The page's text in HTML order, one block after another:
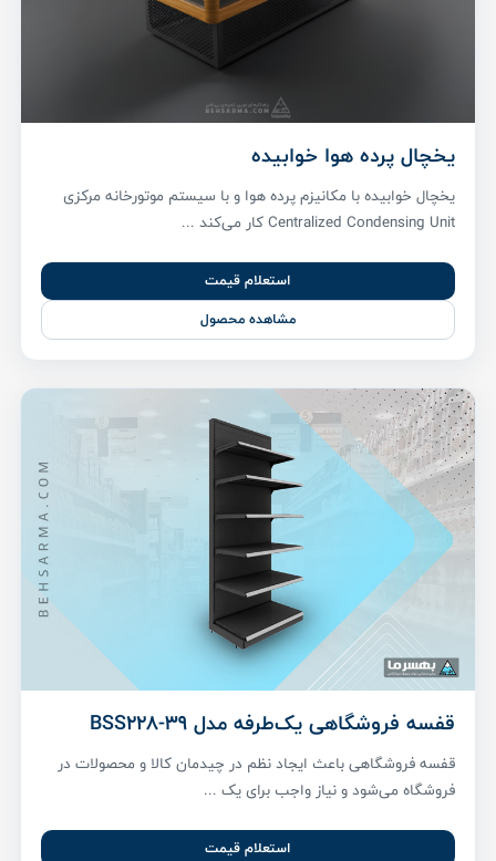
یخچال پرده هوا خوابیده
یخچال خوابیده با مکانیزم پرده هوا و با سیستم موتورخانه مرکزی
Centralized Condensing Unit کار می‌کند ...
استعلام قیمت
مشاهده محصول
قفسه فروشگاهی یک‌طرفه مدل BSS228-39
قفسه فروشگاهی باعث ایجاد نظم در چیدمان کالا و محصولات در
فروشگاه می‌شود و نیاز واجب برای یک ...
استعلام قیمت